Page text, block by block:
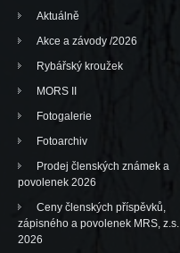
Aktuálně
Akce a závody /2026
Rybářský kroužek
MORS II
Fotogalerie
Fotoarchiv
Prodej členských známek a
povolenek 2026
Ceny členských příspěvků,
zápisného a povolenek MRS, z.s.
2026